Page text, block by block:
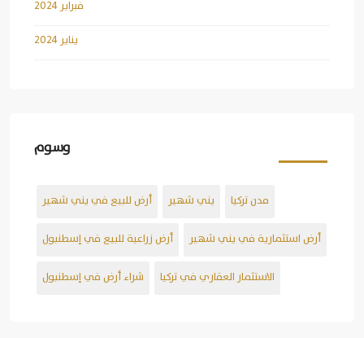
فبراير 2024
يناير 2024
وسوم
مدن تركيا يني شهير أرض للبيع في يني شهير
أرض استثمارية في يني شهير أرض زراعية للبيع في إسطنبول
الاستثمار العقاري في تركيا شراء أرض في إسطنبول